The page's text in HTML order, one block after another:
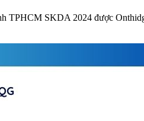
SKDA 2024 được